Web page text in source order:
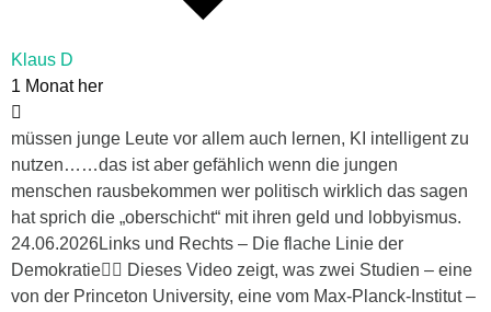
Klaus D
1 Monat her
müssen junge Leute vor allem auch lernen, KI intelligent zu
nutzen……das ist aber gefählich wenn die jungen
menschen rausbekommen wer politisch wirklich das sagen
hat sprich die „oberschicht“ mit ihren geld und lobbyismus.
24.06.2026Links und Rechts – Die flache Linie der
Demokratie👉🏼 Dieses Video zeigt, was zwei Studien – eine
von der Princeton University, eine vom Max-Planck-Institut –